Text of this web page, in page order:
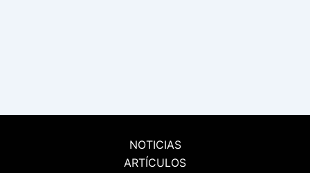
NOTICIAS
ARTÍCULOS